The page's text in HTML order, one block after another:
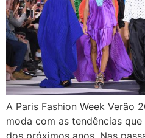
A Paris Fashion Week Verão
moda com as tendências